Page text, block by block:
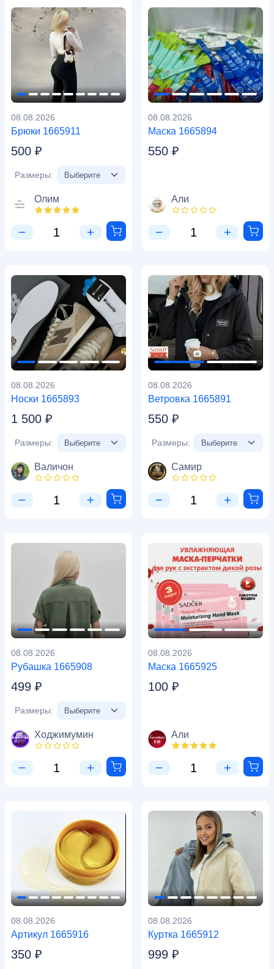
Брюки 1665911
08.08.2026
500 ₽
Размеры:
Олим
Маска 1665894
08.08.2026
550 ₽
Али
Носки 1665893
08.08.2026
1 500 ₽
Размеры:
Валичон
Ветровка 1665891
08.08.2026
550 ₽
Размеры:
Самир
Рубашка 1665908
08.08.2026
499 ₽
Размеры:
Ходжимумин
Маска 1665925
08.08.2026
100 ₽
Али
Артикул 1665916
08.08.2026
350 ₽
Куртка 1665912
08.08.2026
999 ₽